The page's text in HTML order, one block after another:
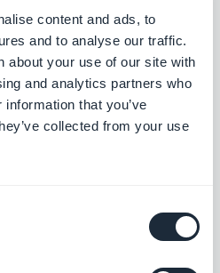
content and ads, to
and to analyse our traffic.
about your use of our site with
and analytics partners who
that you’ve
collected from your use
public plus jeune, Radio
2021 une chaîne de
classiques, basée
VH1, plutôt que sur les
de nombreuses chaînes
chaîne diffuse des